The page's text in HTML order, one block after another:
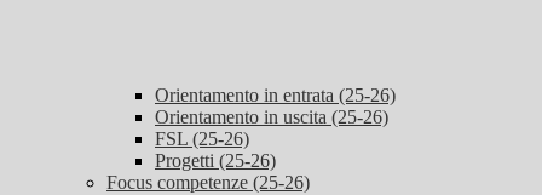
Orientamento in entrata (25-26)
Orientamento in uscita (25-26)
FSL (25-26)
Progetti (25-26)
Focus competenze (25-26)